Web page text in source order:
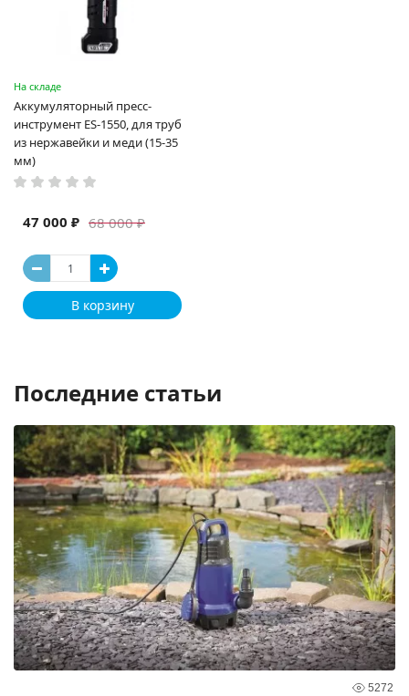
На складе
Аккумуляторный пресс-
инструмент ES-1550, для труб
из нержавейки и меди (15-35
мм)
68 000 ₽
47 000 ₽
В корзину
Последние статьи
5272